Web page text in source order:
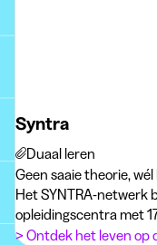
Syntra
Duaal leren
Geen saaie theorie,
Het SYNTRA-netwerk
opleidingscentra met
Vlaanderen en Brussel.
> Ontdek het leven op